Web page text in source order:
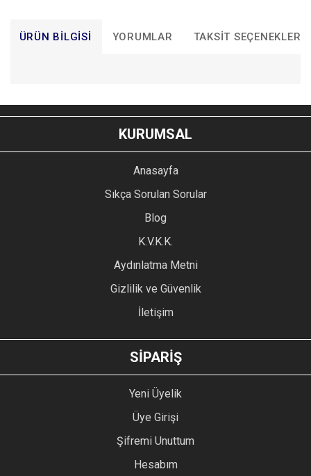
ÜRÜN BILGISI YORUMLAR TAKSIT SEÇENEKLERI
YORUM YAZ
Bu ürünün fiyat bilgisi, resim, ürün açıklamalarında ve diğer
konularda yetersiz gördüğünüz noktaları öneri formunu
kullanarak tarafımıza iletebilirsiniz.
Ürün resmi kalitesiz, bozuk veya görüntülenemiyor.
Ürün açıklamasında eksik bilgiler bulunuyor.
Ürün bilgilerinde hatalar bulunuyor.
Ürün fiyatı diğer sitelerden daha pahalı.
GÖNDER
KURUMSAL
Anasayfa
Sıkça Sorulan Sorular
Blog
K.V.K.K.
Aydınlatma Metni
Gizlilik ve Güvenlik
İletişim
SİPARİŞ
Yeni Üyelik
Üye Girişi
Şifremi Unuttum
Hesabım